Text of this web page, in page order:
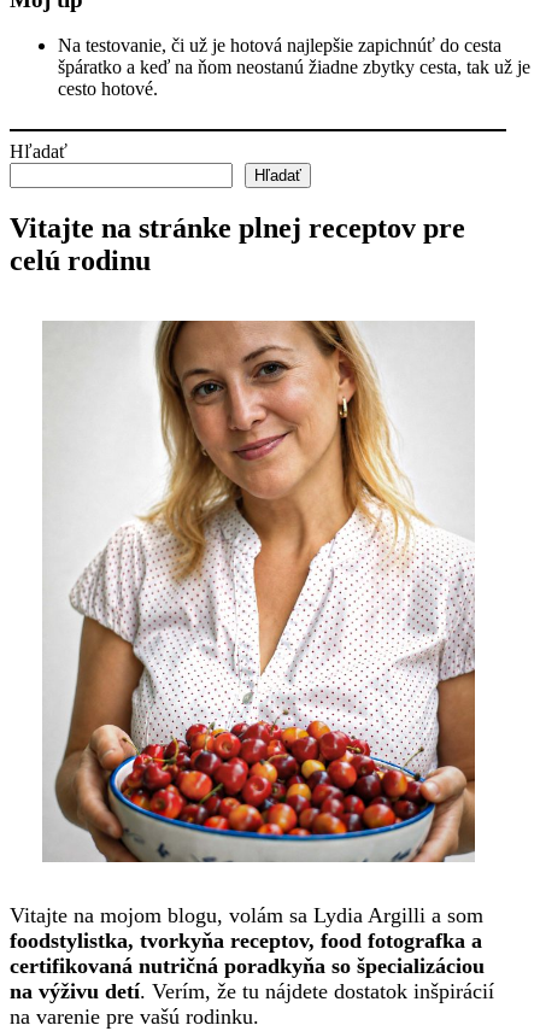
Na testovanie, či už je hotová najlepšie zapichnúť do cesta
špáratko a keď na ňom neostanú žiadne zbytky cesta, tak už je
cesto hotové.
Hľadať
Hľadať
Vitajte na stránke plnej receptov pre
celú rodinu
Vitajte na mojom blogu, volám sa Lydia Argilli a som
foodstylistka, tvorkyňa receptov, food fotografka a
certifikovaná nutričná poradkyňa so špecializáciou
na výživu detí. Verím, že tu nájdete dostatok inšpirácií
na varenie pre vašú rodinku.